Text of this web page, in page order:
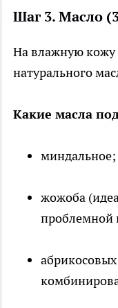
Шаг 3. Масло
На влажную кожу
натурального
Какие масла
миндальное;
жожоба
проблемной